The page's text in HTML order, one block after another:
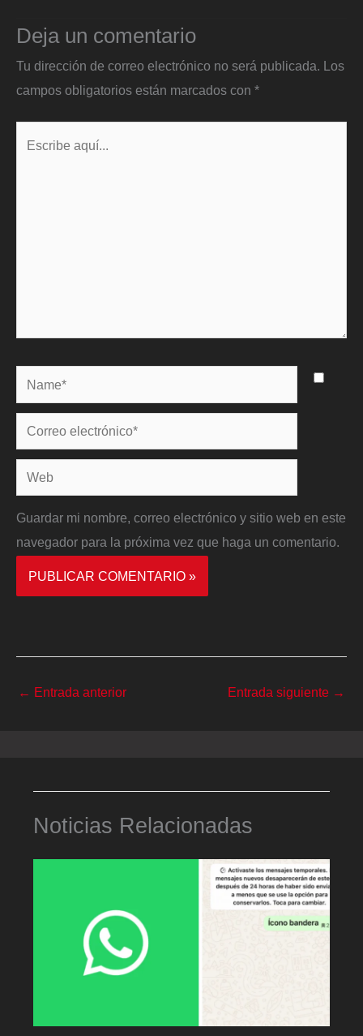
Deja un comentario
Tu dirección de correo electrónico no será publicada. Los
campos obligatorios están marcados con *
Name*
Correo
electrónico*
Web
Guardar mi nombre, correo electrónico y sitio web en este
navegador para la próxima vez que haga un comentario.
← Entrada anterior Entrada siguiente →
Noticias Relacionadas